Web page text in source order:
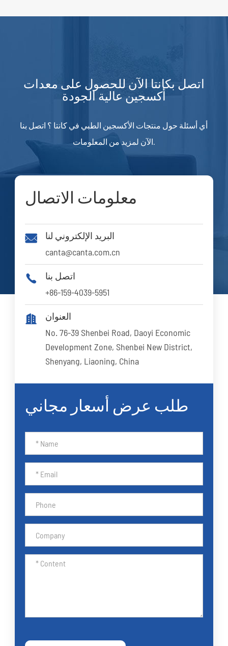
اتصل بكانتا الآن للحصول على معدات
أكسجين عالية الجودة
أي أسئلة حول منتجات الأكسجين الطبي في كانتا ؟ اتصل بنا
الآن لمزيد من المعلومات.
معلومات الاتصال

البريد الإلكتروني لنا
canta@canta.com.cn

اتصل بنا
+86-159-4039-5951

العنوان
No. 76-39 Shenbei Road, Daoyi Economic
Development Zone, Shenbei New District,
Shenyang, Liaoning, China
طلب عرض أسعار مجاني